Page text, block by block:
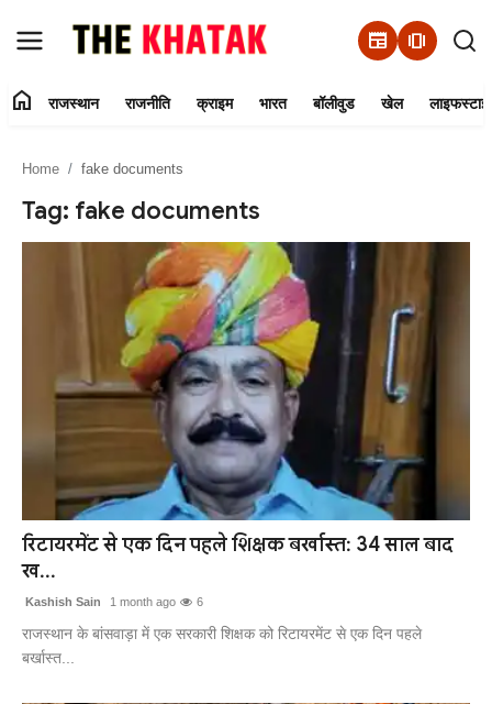
newspaper amp_stories
Contact Us
खेल
लाइफस्टाइल
अंतर्राष्ट्रीय
home राजस्थान राजनीति क्राइम भारत बॉलीवुड खेल
Home fake documents
Tag: fake documents
रिटायरमेंट से एक दिन पहले शिक्षक बर्खास्त: 34 साल बाद
ख...
Kashish Sain 1 month ago 6
राजस्थान के बांसवाड़ा में एक सरकारी शिक्षक को रिटायरमेंट से एक दिन पहले
बर्खास्त...